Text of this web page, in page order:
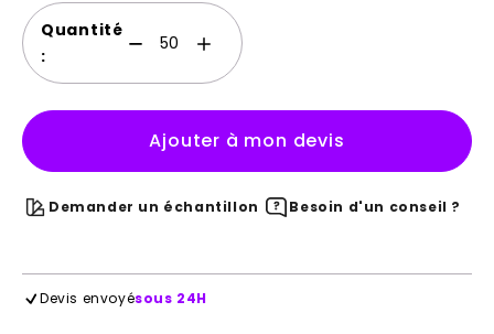
Quantité
:
Ajouter à mon devis
Demander un échantillon Besoin d'un conseil ?
Devis envoyésous 24H